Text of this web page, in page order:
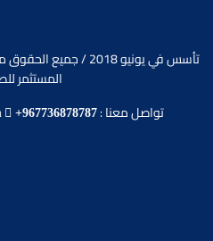
تأسس في يونيو 2018 /
المستثمر
تواصل معنا : +967736878787